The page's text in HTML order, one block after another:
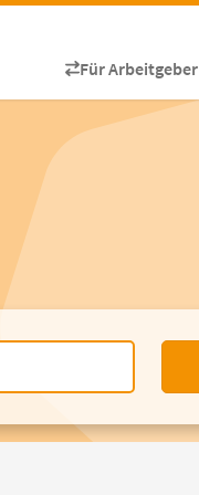
Für Arbeitgeber